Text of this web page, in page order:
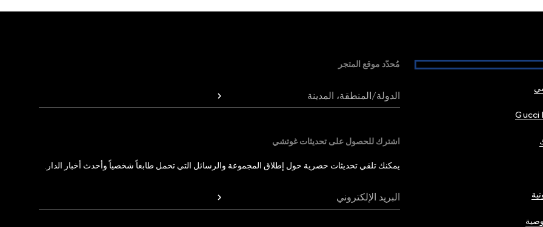
Gucci
مُحدّد موقع المتجر
الدولة/المنطقة، المدينة
اشترك للحصول على تحديثات غوتشي
يمكنك تلقي تحديثات حصرية حول إطلاق المجموعة والرسائل التي تحمل طابعاً شخصياً وأحدث أخبار الدار.
البريد الإلكتروني